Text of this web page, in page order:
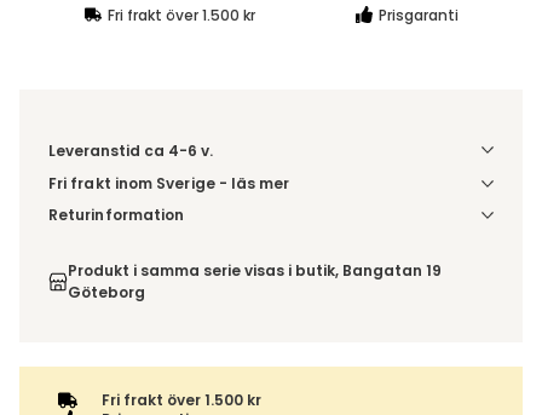
Fri frakt över 1.500 kr Prisgaranti
Leveranstid ca 4-6 v.
Fri frakt inom Sverige - läs mer
Denna vara skickas till din port/tomtgräns. Innan leverans
ordern tillsammans.
Returinformation
inte av ångerrätten.
Produkt i samma serie visas i butik, Bangatan 19
Göteborg
Fri frakt över 1.500 kr